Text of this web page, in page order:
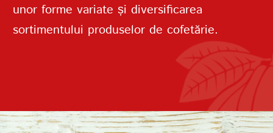
unor forme variate și diversificarea
sortimentului produselor de cofetărie.
Termenii de
Politica de confidențialitate